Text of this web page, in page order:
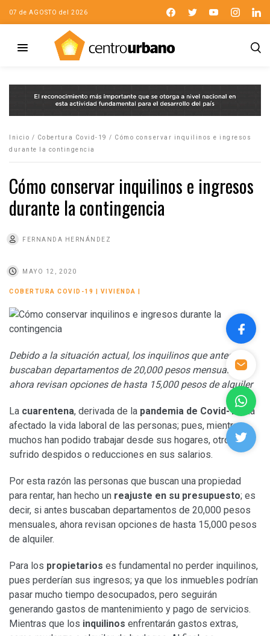
07 de AGOSTO del 2026
Inicio / Cobertura Covid-19 / Cómo conservar inquilinos e ingresos
durante la contingencia
Cómo conservar inquilinos e ingresos
durante la contingencia
FERNANDA HERNÁNDEZ
MAYO 12, 2020
COBERTURA COVID-19 VIVIENDA
Debido a la situación actual, los inquilinos que antes
buscaban departamentos de 20,000 pesos mensuales,
ahora revisan opciones de hasta 15,000 pesos de alquiler
La cuarentena, derivada de la pandemia de Covid-19,ha
afectado la vida laboral de las personas; pues, mientras
muchos han podido trabajar desde sus hogares, otros han
sufrido despidos o reducciones en sus salarios.
Por esta razón las personas que buscan una propiedad
para rentar, han hecho un reajuste en su presupuesto; es
decir, si antes buscaban departamentos de 20,000 pesos
mensuales, ahora revisan opciones de hasta 15,000 pesos
de alquiler.
Para los propietarios es fundamental no perder inquilinos,
pues perderían sus ingresos; ya que los inmuebles podrían
pasar mucho tiempo desocupados, pero seguirán
generando gastos de mantenimiento y pago de servicios.
Mientras que los inquilinos enfrentarán gastos extras,